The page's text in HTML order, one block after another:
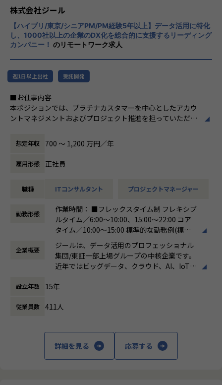
ズに応えるため、私たちは「プロフェッショ
ナルサービスの大衆化」をミッションとして
掲げております。高い専門性を持った技術
力、深い経験から得られた多様性のある高度
な分析力をハイクオリティ＆ローコストで提
供することで、企業の競争優位確保に貢献す
ることを私たちは使命としております。
造」を掲げて、理想企業の創造に向け、「社
員全員が燃える会社」を目指しています。理
展する企業です。そして、社員全員が燃え続
ます。お客様に対する長期的な貢献を果たす
株式会社ジール
【ハイブリ/東京/シニアPM/PM経験5年以上】データ活用に特化
し、1000社以上の企業のDX化を総合的に支援するリーディング
カンパニー！ のリモートワーク求人
週1日以上出社 受託開発
■お仕事内容
本ポジションでは、プラチナカスタマーを中心としたアカウ
ントマネジメントおよびプロジェクト推進を担っていただき
-担当顧客に対するアカウントプランの策定・実行
-顧客の経営・事業課題を踏まえた中長期ロードマップの
共同策定
-営業部門と連携した提案活動および受注に向けたアクシ
-ステアリングコミッティの設計・運営（経営層との合意
-顧客との関係構築およびリレーション強化
-社内外ステークホルダーとの調整・ファシリテーション
※データ領域については、専門的な開発スキルは必須では
なく、顧客折衝の場においてコミュニケーションが取れるレ
ベルで問題ありません。
■担当頂きたいミッション
ス機会を創出する
・アカウントプランを策定し、営業と連携して提案〜受注ま
・ステアリングコミッティを通じた意思決定支援・関係強化
想定年収 700 〜 1,200 万円／年
雇用形態 正社員
職種 ITコンサルタント プロジェクトマネージャー
勤務形態
作業時間： ■フレックスタイム制 フレキシブ
ルタイム／6:00～10:00、15:00～22:00 コア
タイム／10:00～15:00 標準的な勤務例(標準
労働時間)／9:00～18:00
働き方：フレックス制（コアタイムあり）
時間外労働の有無： 有（月平均19時間）
休憩時間： 60分
企業概要
ジールは、データ活用のプロフェッショナル
集団/東証一部上場グループの中核企業です。
近年ではビッグデータ、クラウド、AI、IoTを
する立場にスコープを拡張しています。
顧客の大半は大手企業となっており、30年以
■Mission：専門性と技術力、高度な分析ノ
設立年数 15年
従業員数 411人
詳細を見る 応募する